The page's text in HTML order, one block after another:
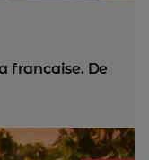
francaise. De